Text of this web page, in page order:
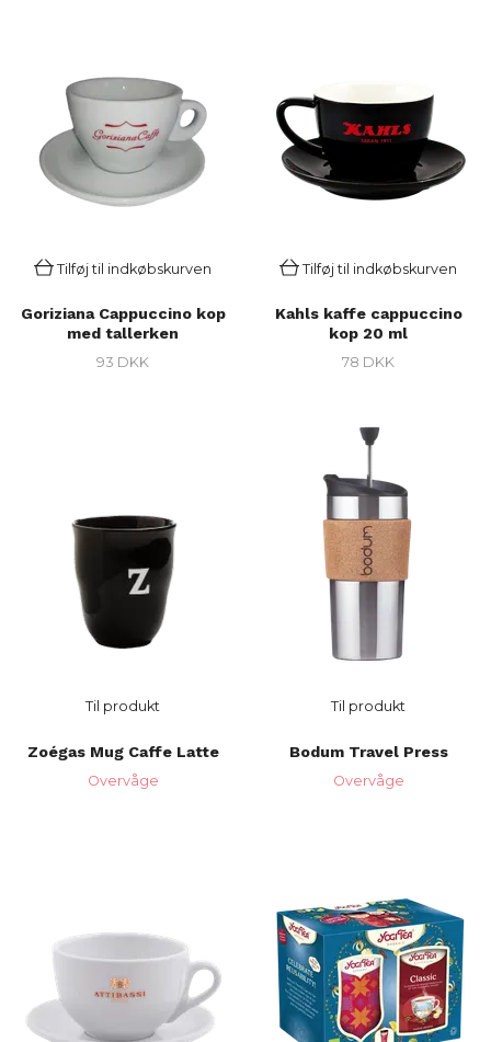
Tilføj til indkøbskurven
Goriziana Cappuccino kop
med tallerken
93 DKK
Tilføj til indkøbskurven
Kahls kaffe cappuccino
kop 20 ml
78 DKK
Til produkt
Zoégas Mug Caffe Latte
Overvåge
Til produkt
Bodum Travel Press
Overvåge